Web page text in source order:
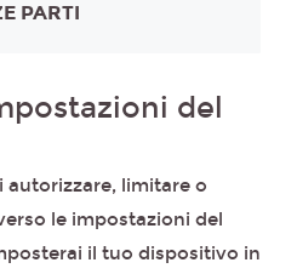
PARTI
del
limitare o
le impostazioni del
il tuo dispositivo in